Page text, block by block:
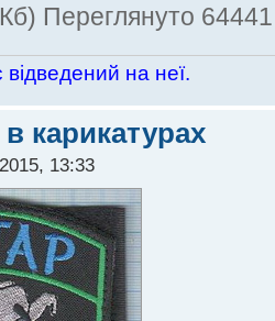
Переглянуто 64441
на неї.
карикатурах
13:33